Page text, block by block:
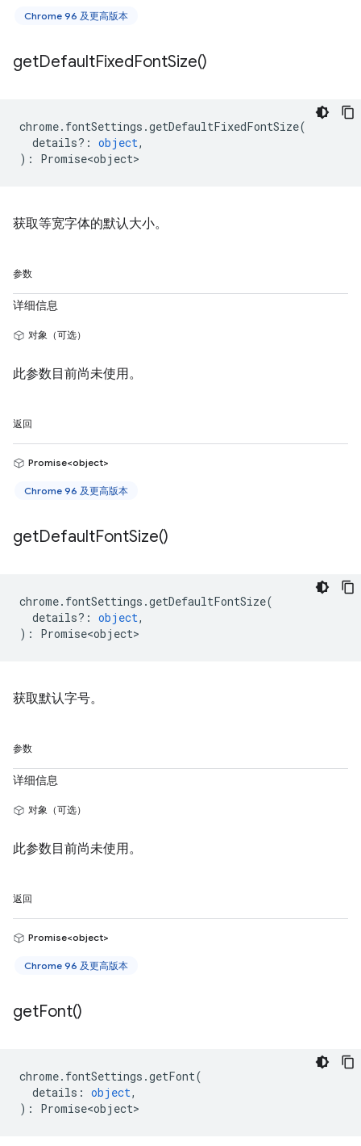
Chrome 96 及更高版本
getDefaultFixedFontSize()
chrome. fontSettings .getDefaultFixedFontSize(
details? : object,
) : Promise<object>
获取等宽字体的默认大小。
参数
详细信息
对象（可选）
此参数目前尚未使用。
返回
Promise<object>
Chrome 96 及更高版本
getDefaultFontSize()
chrome. fontSettings .getDefaultFontSize(
details? : object,
) : Promise<object>
获取默认字号。
参数
详细信息
对象（可选）
此参数目前尚未使用。
返回
Promise<object>
Chrome 96 及更高版本
getFont()
chrome. fontSettings .getFont(
details : object,
) : Promise<object>